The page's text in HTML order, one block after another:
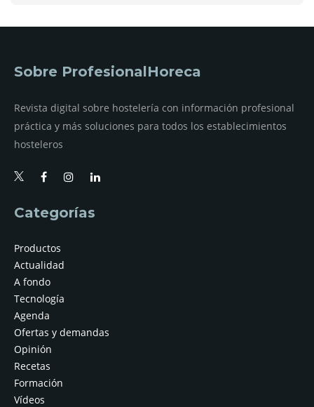
Sobre ProfesionalHoreca
Revista digital sobre hostelería con información profesional
práctica y más soluciones para todos los establecimientos
hosteleros
Categorías
Productos
Actualidad
A fondo
Tecnología
Agenda
Ofertas y demandas
Opinión
Recetas
Formación
Vídeos